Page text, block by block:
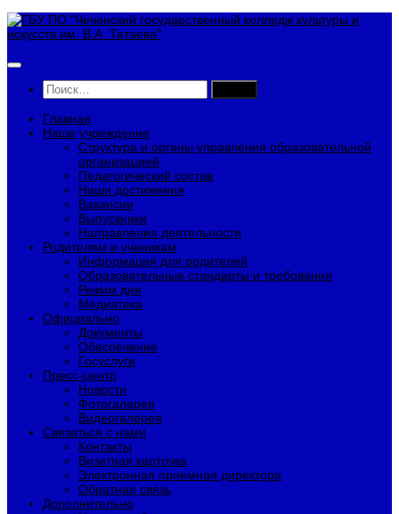
Перейти
к
Найти:
Главная
Наше учреждение
Структура и органы управления образовательной
организацией
Педагогический состав
Наши достижения
Вакансии
Выпускники
Направления деятельности
Родителям и ученикам
Информация для родителей
Образовательные стандарты и требования
Режим дня
Медиатека
Официально
Документы
Обеспечение
Госуслуги
Пресс-центр
Новости
Фотогалерея
Видеогалерея
Связаться с нами
Контакты
Визитная карточка
Электронная приемная директора
Обратная связь
Дополнительно